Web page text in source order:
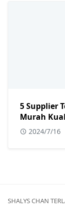
5 Supplier
Murah
2024/7/16
SHALYS CHAN